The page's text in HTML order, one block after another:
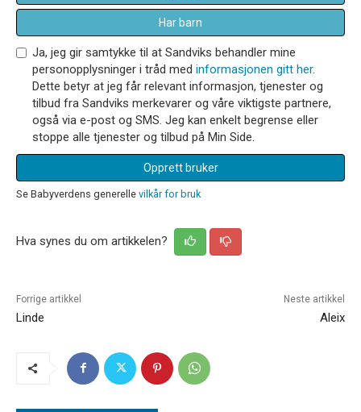
Har barn
Ja, jeg gir samtykke til at Sandviks behandler mine
personopplysninger i tråd med informasjonen gitt her.
Dette betyr at jeg får relevant informasjon, tjenester og
tilbud fra Sandviks merkevarer og våre viktigste partnere,
også via e-post og SMS. Jeg kan enkelt begrense eller
stoppe alle tjenester og tilbud på Min Side.
Opprett bruker
Se Babyverdens generelle vilkår for bruk
Hva synes du om artikkelen?
Forrige artikkel
Linde
Neste artikkel
Aleix